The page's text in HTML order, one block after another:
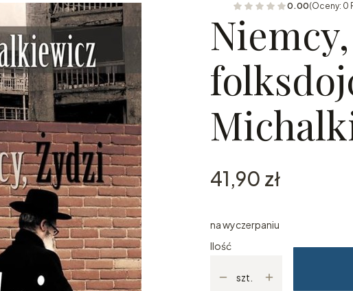
0.00(Oceny: 0
Cena
41,90 zł
na wyczerpaniu
Ilość
szt.